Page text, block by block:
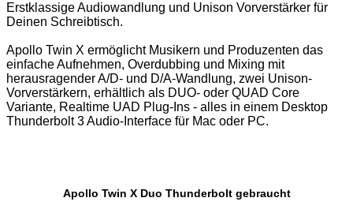
Erstklassige Audiowandlung und Unison Vorverstärker für
Deinen Schreibtisch.
Apollo Twin X ermöglicht Musikern und Produzenten das
einfache Aufnehmen, Overdubbing und Mixing mit
herausragender A/D- und D/A-Wandlung, zwei Unison-
Vorverstärkern, erhältlich als DUO- oder QUAD Core
Variante, Realtime UAD Plug-Ins - alles in einem Desktop
Thunderbolt 3 Audio-Interface für Mac oder PC.
Apollo Twin X Duo Thunderbolt gebraucht